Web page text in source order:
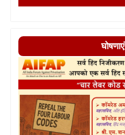
घोषणाएं